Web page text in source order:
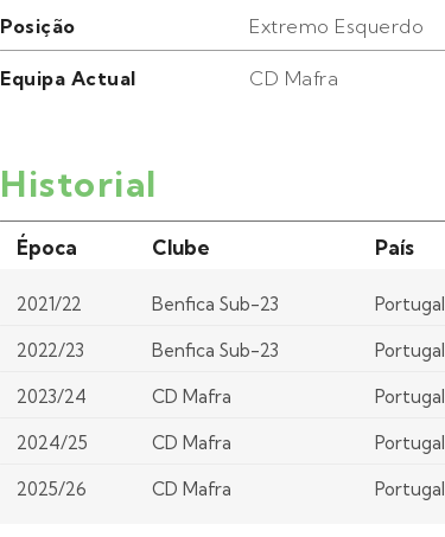
Posição Extremo Esquerdo
Equipa Actual CD Mafra
Historial
Época Clube País
2021/22 Benfica Sub-23 Portugal
2022/23 Benfica Sub-23 Portugal
2023/24 CD Mafra Portugal
2024/25 CD Mafra Portugal
2025/26 CD Mafra Portugal